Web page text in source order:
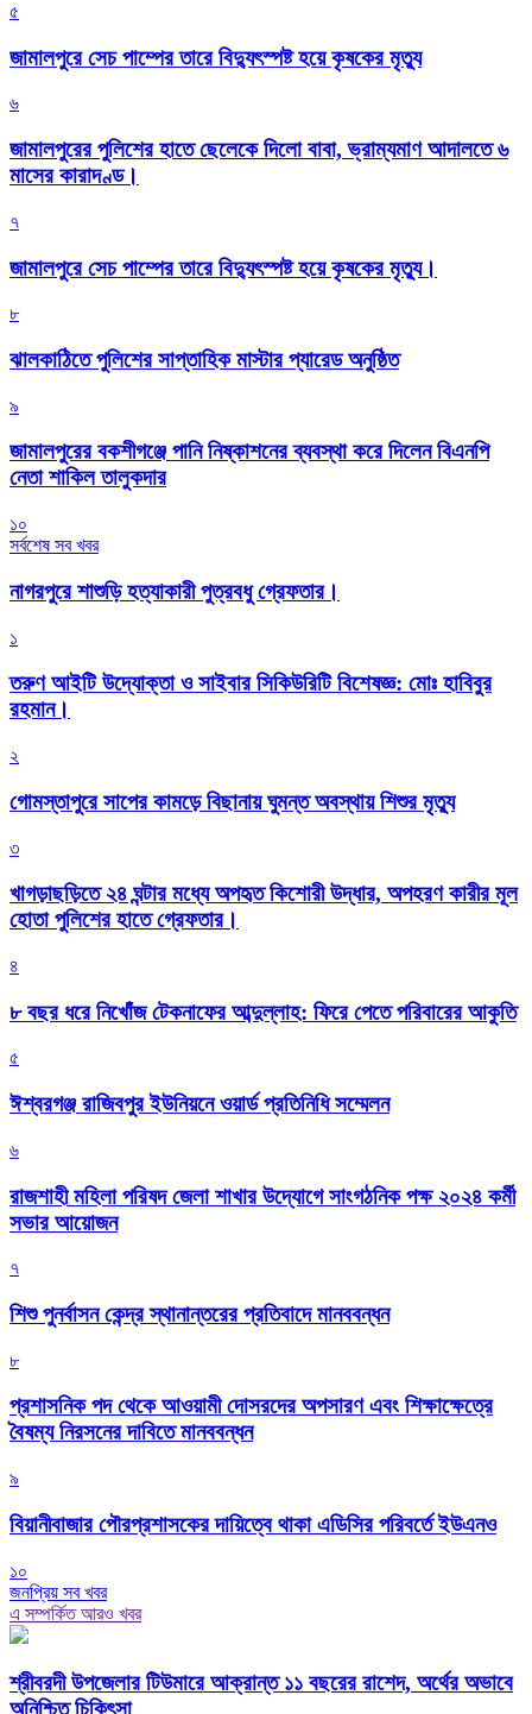
৫
জামালপুরে সেচ পাম্পের তারে বিদ্যুৎস্পষ্ট হয়ে কৃষকের মৃত্যু
৬
জামালপুরের পুলিশের হাতে ছেলেকে দিলো বাবা, ভ্রাম্যমাণ আদালতে ৬
মাসের কারাদণ্ড।
৭
জামালপুরে সেচ পাম্পের তারে বিদ্যুৎস্পষ্ট হয়ে কৃষকের মৃত্যু।
৮
‎ঝালকাঠিতে পুলিশের সাপ্তাহিক মাস্টার প্যারেড অনুষ্ঠিত
৯
জামালপুরের বকশীগঞ্জে পানি নিষ্কাশনের ব্যবস্থা করে দিলেন বিএনপি
নেতা শাকিল তালুকদার
১০
সর্বশেষ সব খবর
নাগরপুরে শাশুড়ি হত্যাকারী পুত্রবধু গ্রেফতার।
১
তরুণ আইটি উদ্যোক্তা ও সাইবার সিকিউরিটি বিশেষজ্ঞ: মোঃ হাবিবুর
রহমান।
২
গোমস্তাপুরে সাপের কামড়ে বিছানায় ঘুমন্ত অবস্থায় শিশুর মৃত্যু
৩
খাগড়াছড়িতে ২৪ ঘন্টার মধ্যে অপহৃত কিশোরী উদ্ধার, অপহরণ কারীর মূল
হোতা পুলিশের হাতে গ্রেফতার।
৪
৮ বছর ধরে নিখোঁজ টেকনাফের আব্দুল্লাহ: ফিরে পেতে পরিবারের আকুতি
৫
ঈশ্বরগঞ্জ রাজিবপুর ইউনিয়নে ওয়ার্ড প্রতিনিধি সম্মেলন
৬
রাজশাহী মহিলা পরিষদ জেলা শাখার উদ্যোগে সাংগঠনিক পক্ষ ২০২৪ কর্মী
সভার আয়োজন
৭
শিশু পুনর্বাসন কেন্দ্র স্থানান্তরের প্রতিবাদে মানববন্ধন
৮
প্রশাসনিক পদ থেকে আওয়ামী দোসরদের অপসারণ এবং শিক্ষাক্ষেত্রে
বৈষম্য নিরসনের দাবিতে মানববন্ধন
৯
বিয়ানীবাজার পৌরপ্রশাসকের দায়িত্বে থাকা এডিসির পরিবর্তে ইউএনও
১০
জনপ্রিয় সব খবর
এ সম্পর্কিত আরও খবর
শ্রীবরদী উপজেলার টিউমারে আক্রান্ত ১১ বছরের রাশেদ, অর্থের অভাবে
অনিশ্চিত চিকিৎসা